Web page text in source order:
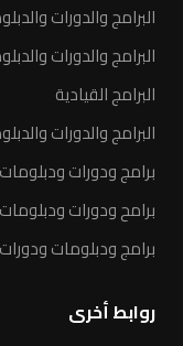
البرامج والدورات
البرامج والدورات
البرامج القيادية
البرامج والدورات
برامج ودورات
برامح ودورات
برامج ودبلومات
روابط أخرى